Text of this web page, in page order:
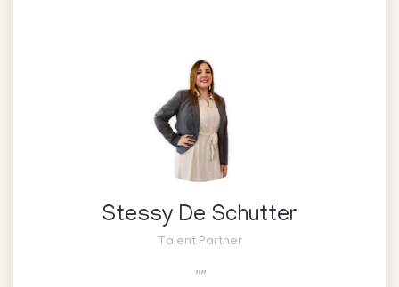
Stessy De Schutter
Talent Partner
""